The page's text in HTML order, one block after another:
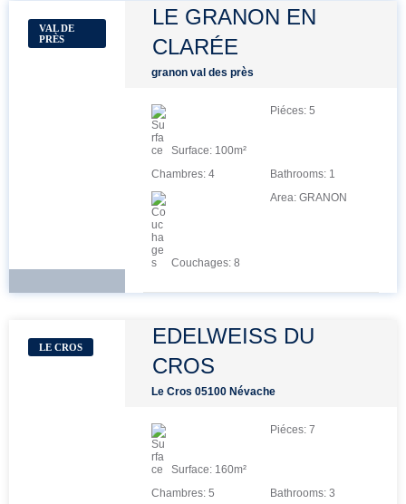
VAL DE
PRÈS
LE GRANON EN
CLARÉE
granon val des près
Surface: 100m²
Piéces: 5
Chambres: 4 Bathrooms: 1
Couchages: 8
Area: GRANON
LE CROS
EDELWEISS DU
CROS
Le Cros 05100 Névache
Surface: 160m²
Piéces: 7
Chambres: 5 Bathrooms: 3